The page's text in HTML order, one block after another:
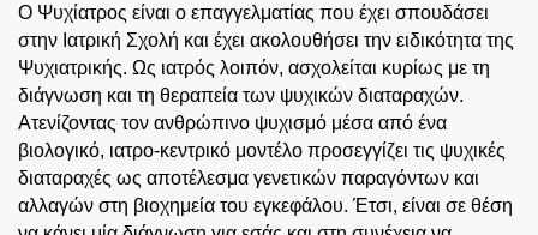
Ο Ψυχίατρος είναι ο επαγγελματίας που έχει σπουδάσει
στην Ιατρική Σχολή και έχει ακολουθήσει την ειδικότητα της
Ψυχιατρικής. Ως ιατρός λοιπόν, ασχολείται κυρίως με τη
διάγνωση και τη θεραπεία των ψυχικών διαταραχών.
Ατενίζοντας τον ανθρώπινο ψυχισμό μέσα από ένα
βιολογικό, ιατρο-κεντρικό μοντέλο προσεγγίζει τις ψυχικές
διαταραχές ως αποτέλεσμα γενετικών παραγόντων και
αλλαγών στη βιοχημεία του εγκεφάλου. Έτσι, είναι σε θέση